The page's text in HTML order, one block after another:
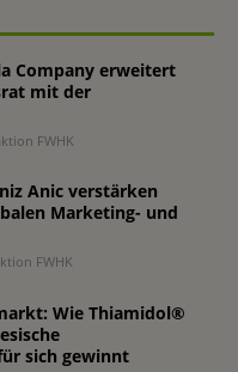
Company erweitert
mit der
FWHK
Anic verstärken
Marketing- und
FWHK
Wie Thiamidol®
sich gewinnt